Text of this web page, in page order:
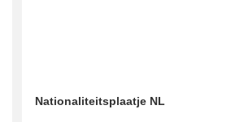
Nationaliteitsplaatje NL